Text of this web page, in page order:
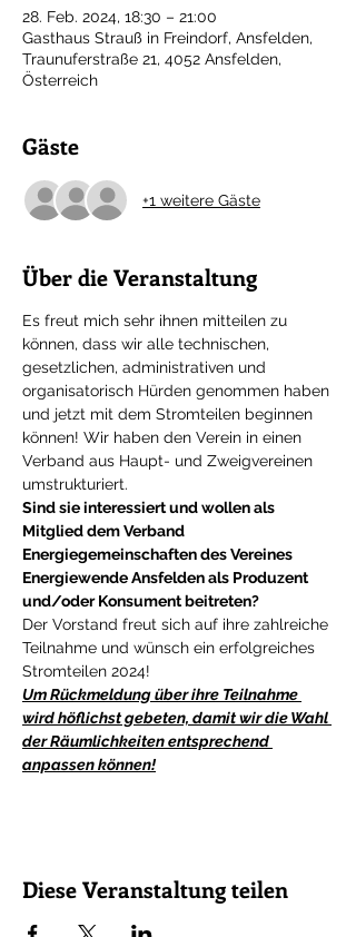
28. Feb. 2024, 18:30 – 21:00
Gasthaus Strauß in Freindorf, Ansfelden,
Traunuferstraße 21, 4052 Ansfelden,
Österreich
Gäste
+1 weitere Gäste
Über die Veranstaltung
Es freut mich sehr ihnen mitteilen zu
können, dass wir alle technischen,
gesetzlichen, administrativen und
organisatorisch Hürden genommen haben
und jetzt mit dem Stromteilen beginnen
können! Wir haben den Verein in einen
Verband aus Haupt- und Zweigvereinen
umstrukturiert.
Sind sie interessiert und wollen als
Mitglied dem Verband
Energiegemeinschaften des Vereines
Energiewende Ansfelden als Produzent
und/oder Konsument beitreten?
Der Vorstand freut sich auf ihre zahlreiche
Teilnahme und wünsch ein erfolgreiches
Stromteilen 2024!
Um Rückmeldung über ihre Teilnahme
wird höflichst gebeten, damit wir die Wahl
der Räumlichkeiten entsprechend
anpassen können!
Diese Veranstaltung teilen